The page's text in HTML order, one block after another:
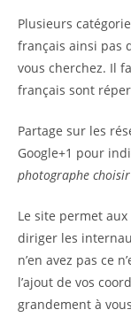
Plusieurs
français ainsi pas
vous cherchez. Il
français sont
Partage sur les
Google+1 pour
photographe
Le site permet
diriger les
n’en avez pas ce
l’ajout de vos
grandement à